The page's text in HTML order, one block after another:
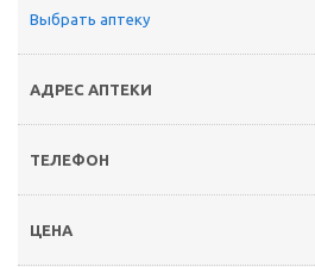
Выбрать аптеку